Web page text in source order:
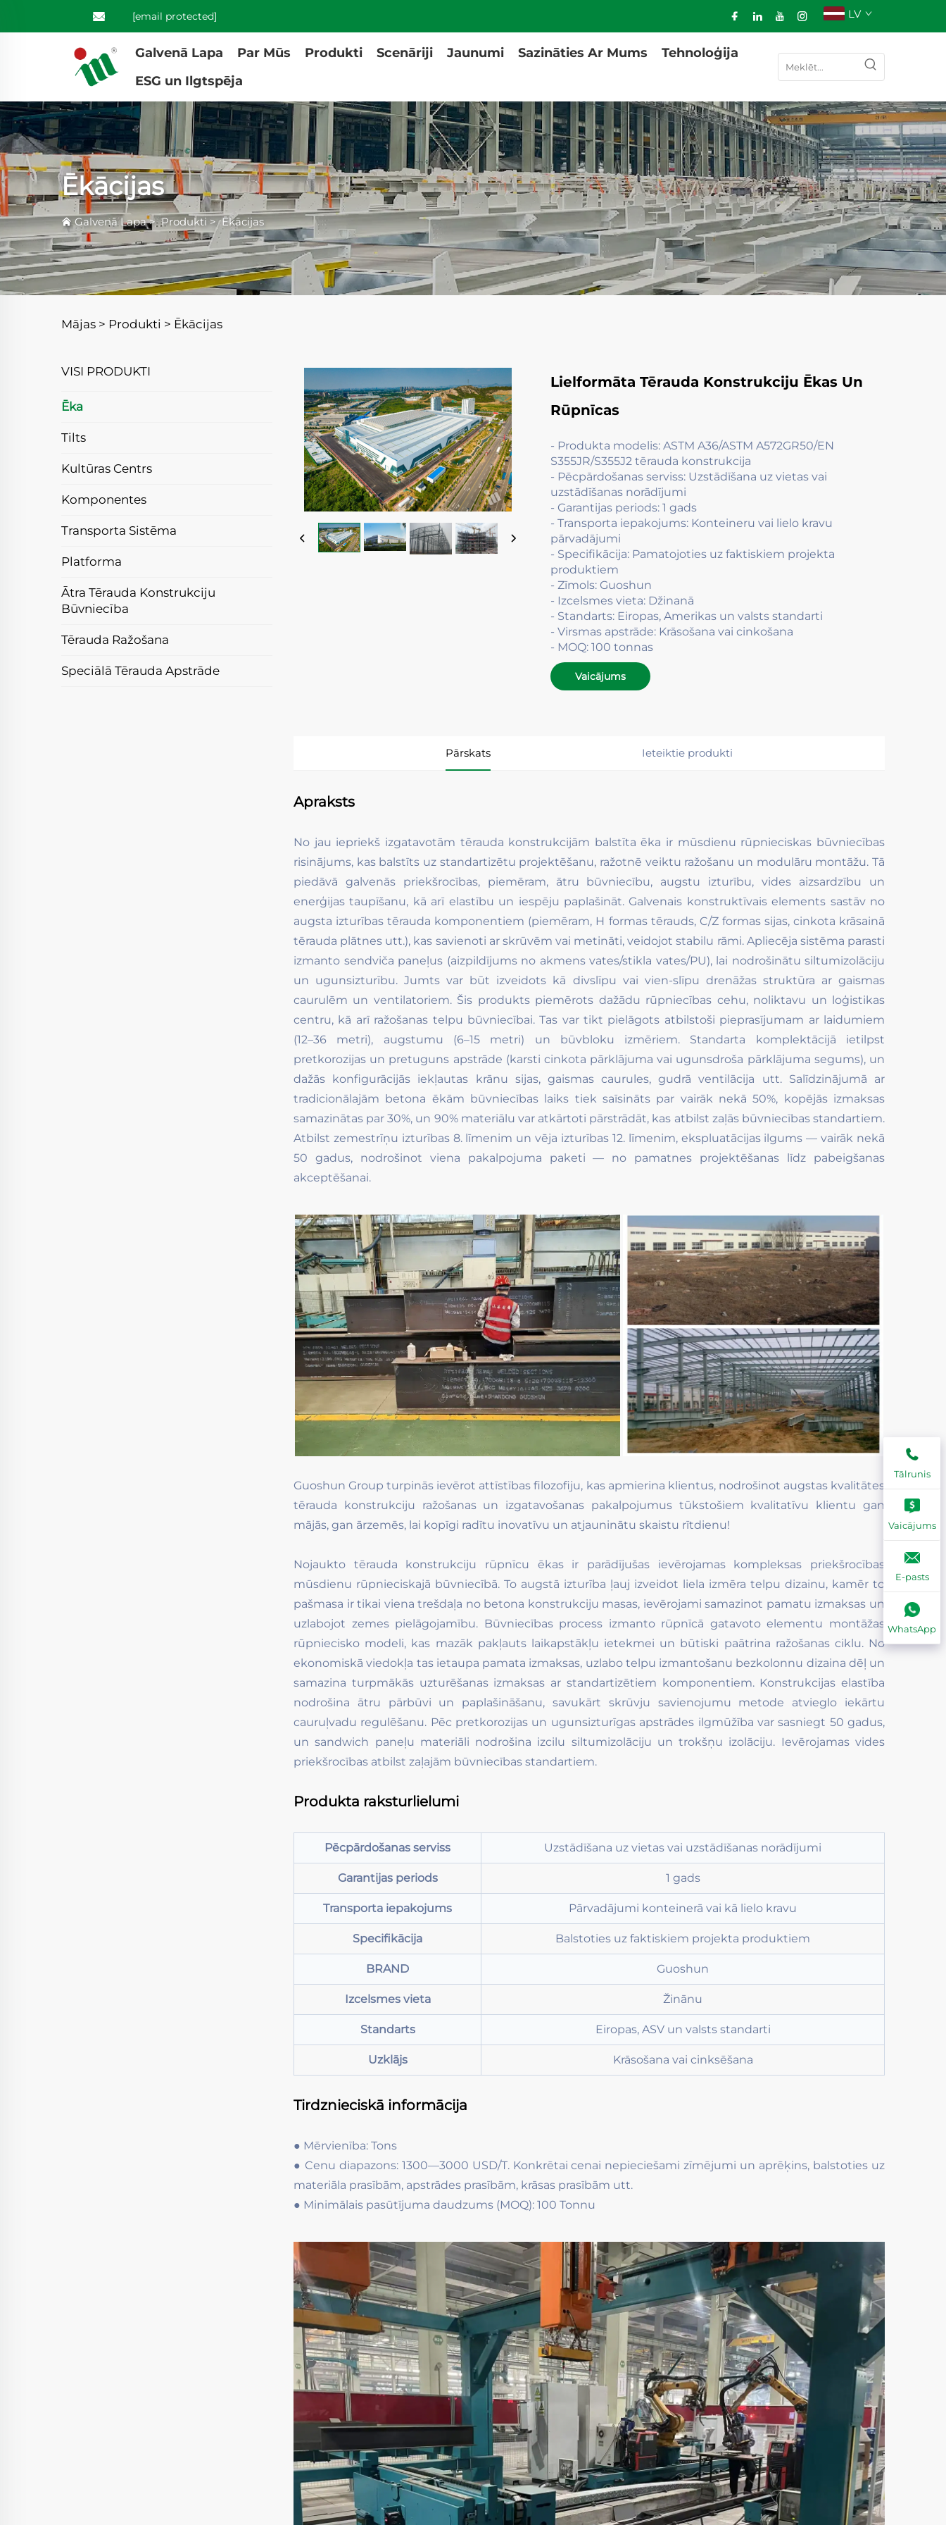
[email protected] LV
Galvenā Lapa Par Mūs Produkti Scenāriji Jaunumi Sazināties Ar Mums
Tehnoloģija
ESG un Ilgtspēja
Ēkācijas
Galvenā Lapa>Produkti >Ēkācijas
Mājas > Produkti > Ēkācijas
VISI PRODUKTI
Ēka
Tilts
Kultūras Centrs
Komponentes
Transporta Sistēma
Platforma
Ātra Tērauda Konstrukciju
Būvniecība
Tērauda Ražošana
Speciālā Tērauda Apstrāde
Lielformāta Tērauda Konstrukciju Ēkas Un
Rūpnīcas
- Produkta modelis: ASTM A36/ASTM A572GR50/EN
S355JR/S355J2 tērauda konstrukcija
- Pēcpārdošanas serviss: Uzstādīšana uz vietas vai
uzstādīšanas norādījumi
- Garantijas periods: 1 gads
- Transporta iepakojums: Konteineru vai lielo kravu
pārvadājumi
- Specifikācija: Pamatojoties uz faktiskiem projekta
produktiem
- Zīmols: Guoshun
- Izcelsmes vieta: Džinanā
- Standarts: Eiropas, Amerikas un valsts standarti
- Virsmas apstrāde: Krāsošana vai cinkošana
- MOQ: 100 tonnas
Vaicājums
Pārskats Ieteiktie produkti
Apraksts
No jau iepriekš izgatavotām tērauda konstrukcijām balstīta ēka ir mūsdienu rūpnieciskas būvniecības
risinājums, kas balstīts uz standartizētu projektēšanu, ražotnē veiktu ražošanu un modulāru montāžu. Tā
piedāvā galvenās priekšrocības, piemēram, ātru būvniecību, augstu izturību, vides aizsardzību un
enerģijas taupīšanu, kā arī elastību un iespēju paplašināt. Galvenais konstruktīvais elements sastāv no
augsta izturības tērauda komponentiem (piemēram, H formas tērauds, C/Z formas sijas, cinkota krāsainā
tērauda plātnes utt.), kas savienoti ar skrūvēm vai metināti, veidojot stabilu rāmi. Apliecēja sistēma parasti
izmanto sendviča paneļus (aizpildījums no akmens vates/stikla vates/PU), lai nodrošinātu siltumizolāciju
un ugunsizturību. Jumts var būt izveidots kā divslīpu vai vien-slīpu drenāžas struktūra ar gaismas
caurulēm un ventilatoriem. Šis produkts piemērots dažādu rūpniecības cehu, noliktavu un loģistikas
centru, kā arī ražošanas telpu būvniecībai. Tas var tikt pielāgots atbilstoši pieprasījumam ar laidumiem
(12–36 metri), augstumu (6–15 metri) un būvbloku izmēriem. Standarta komplektācijā ietilpst
pretkorozijas un pretuguns apstrāde (karsti cinkota pārklājuma vai ugunsdroša pārklājuma segums), un
dažās konfigurācijās iekļautas krānu sijas, gaismas caurules, gudrā ventilācija utt. Salīdzinājumā ar
tradicionālajām betona ēkām būvniecības laiks tiek saīsināts par vairāk nekā 50%, kopējās izmaksas
samazinātas par 30%, un 90% materiālu var atkārtoti pārstrādāt, kas atbilst zaļās būvniecības standartiem.
Atbilst zemestrīņu izturības 8. līmenim un vēja izturības 12. līmenim, ekspluatācijas ilgums — vairāk nekā
50 gadus, nodrošinot viena pakalpojuma paketi — no pamatnes projektēšanas līdz pabeigšanas
akceptēšanai.
Guoshun Group turpinās ievērot attīstības filozofiju, kas apmierina klientus, nodrošinot augstas kvalitātes
tērauda konstrukciju ražošanas un izgatavošanas pakalpojumus tūkstošiem kvalitatīvu klientu gan
mājās, gan ārzemēs, lai kopīgi radītu inovatīvu un atjauninātu skaistu rītdienu!
Nojaukto tērauda konstrukciju rūpnīcu ēkas ir parādījušas ievērojamas kompleksas priekšrocības
mūsdienu rūpnieciskajā būvniecībā. To augstā izturība ļauj izveidot liela izmēra telpu dizainu, kamēr to
pašmasa ir tikai viena trešdaļa no betona konstrukciju masas, ievērojami samazinot pamatu izmaksas un
uzlabojot zemes pielāgojamību. Būvniecības process izmanto rūpnīcā gatavoto elementu montāžas
rūpniecisko modeli, kas mazāk pakļauts laikapstākļu ietekmei un būtiski paātrina ražošanas ciklu. No
ekonomiskā viedokļa tas ietaupa pamata izmaksas, uzlabo telpu izmantošanu bezkolonnu dizaina dēļ un
samazina turpmākās uzturēšanas izmaksas ar standartizētiem komponentiem. Konstrukcijas elastība
nodrošina ātru pārbūvi un paplašināšanu, savukārt skrūvju savienojumu metode atvieglo iekārtu
cauruļvadu regulēšanu. Pēc pretkorozijas un ugunsizturīgas apstrādes ilgmūžība var sasniegt 50 gadus,
un sandwich paneļu materiāli nodrošina izcilu siltumizolāciju un trokšņu izolāciju. Ievērojamas vides
priekšrocības atbilst zaļajām būvniecības standartiem.
Produkta raksturlielumi
Pēcpārdošanas serviss Uzstādīšana uz vietas vai uzstādīšanas norādījumi
Garantijas periods 1 gads
Transporta iepakojums Pārvadājumi konteinerā vai kā lielo kravu
Specifikācija Balstoties uz faktiskiem projekta produktiem
BRAND Guoshun
Izcelsmes vieta Žinānu
Standarts Eiropas, ASV un valsts standarti
Uzklājs Krāsošana vai cinksēšana
Tirdznieciskā informācija
● Mērvienība: Tons
● Cenu diapazons: 1300—3000 USD/T. Konkrētai cenai nepieciešami zīmējumi un aprēķins, balstoties uz
materiāla prasībām, apstrādes prasībām, krāsas prasībām utt.
● Minimālais pasūtījuma daudzums (MOQ): 100 Tonnu
Tālrunis
Vaicājums
E-pasts
WhatsApp